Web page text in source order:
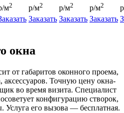
м2
р/м2
р/м2
р/м2
Заказать Заказать Заказать
окна
от габаритов оконного проема,
аксессуаров. Точную цену окна-
во время визита. Специалист
конфигурацию створок,
Услуга его вызова — бесплатная.